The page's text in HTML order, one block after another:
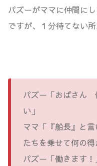
パズーがママに仲間に
ですが、１分待てない
パズー「おばさん
い」
ママ「『船長』と
たちを乗せて何の得
パズー「働きます！